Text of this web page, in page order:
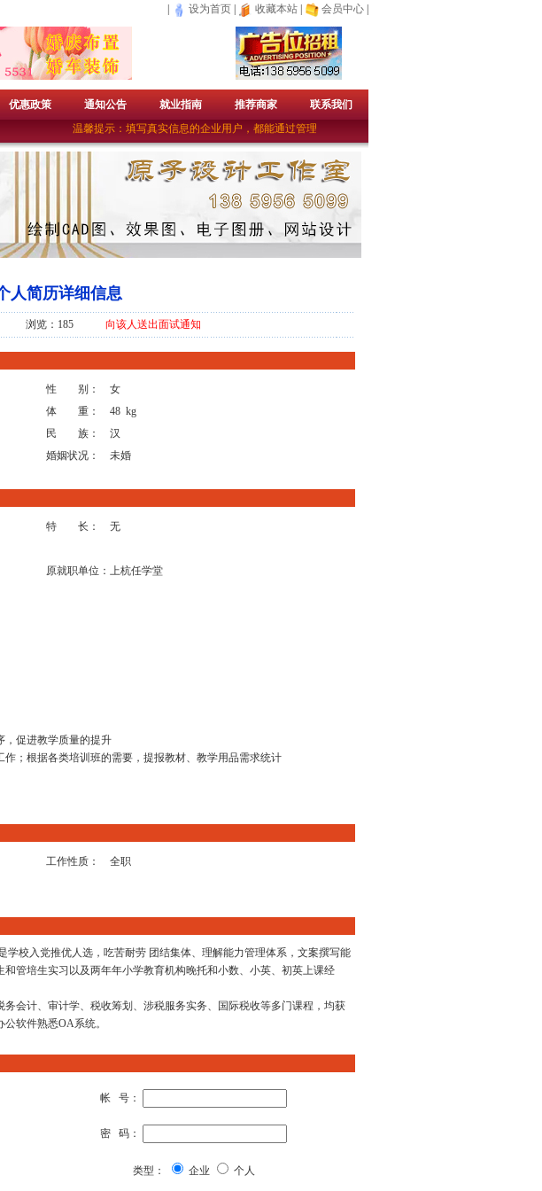
设为首页 收藏本站 会员中心
优惠政策 通知公告 就业指南 推荐商家
联系我们
温馨提示：填写真实信息的企业用户，都能通过管理员的审核成为免费的企业会员。——上杭人才网
人简历详细信息
浏览：185 向该人送出面试通知
性 别：
女
体 重：
48 kg
民 族：
汉
婚姻状况： 未婚
特 长：
无
原就职单位： 上杭任学堂
，促进教学质量的提升
；根据各类培训班的需要，提报教材、教学用品需求统计
工作性质：
全职
校入党推优人选，吃苦耐劳 团结集体、理解能力管理体系，文案撰写能
管培生实习以及两年年小学教育机构晚托和小数、小英、初英上课经
会计、审计学、税收筹划、涉税服务实务、国际税收等多门课程，均获
软件熟悉OA系统。
帐 号：
密 码：
类型： 企业 个人